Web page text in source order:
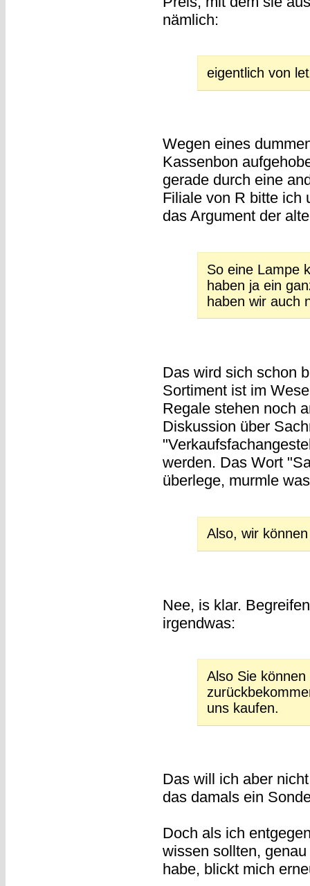
nämlich:
eigentlich von
Wegen eines
Kassenbon
gerade durch eine
Filiale von R bitte ich
das Argument der
So eine Lampe
haben ja ein
haben wir auch
Das wird sich schon
Sortiment ist im
Regale stehen noch
Diskussion über
werden. Das Wort
überlege, murmle
Also, wir
Nee, is klar.
irgendwas:
Also Sie
uns kaufen.
Das will ich aber
das damals ein
Doch als ich
wissen sollten,
habe, blickt mich